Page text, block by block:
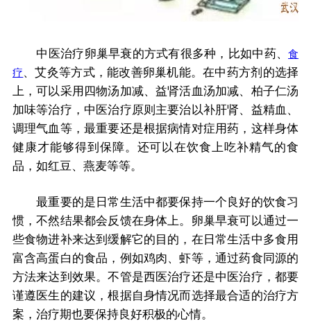
中医治疗卵巢早衰的方式有很多种，比如中药、食
疗、艾灸等方式，能改善卵巢机能。在中药方剂的选择
上，可以采用四物汤加减、益肾活血汤加减、柏子仁汤
加味等治疗，中医治疗原则主要治以补肝肾、益精血、
调理气血等，最重要还是根据病情对症用药，这样身体
健康才能够得到保障。还可以在饮食上吃补精气的食
品，如红豆、燕麦等等。
最重要的是日常生活中都要保持一个良好的饮食习
惯，不然结果都会反馈在身体上。卵巢早衰可以通过一
些食物进补来达到缓解它的目的，在日常生活中多食用
富含高蛋白的食品，例如鸡肉、虾等，通过药食同源的
方法来达到效果。不管是西医治疗还是中医治疗，都要
谨遵医生的建议，根据自身情况而选择最合适的治疗方
案，治疗期也要保持良好积极的心情。